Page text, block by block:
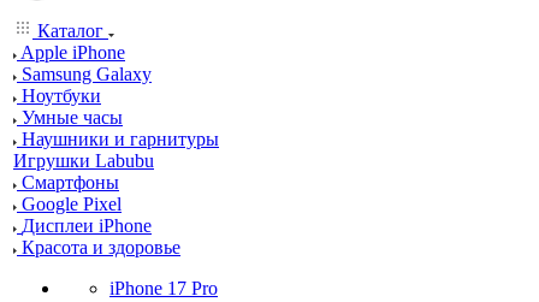
Каталог
Apple iPhone
Samsung Galaxy
Ноутбуки
Умные часы
Наушники и гарнитуры
Игрушки Labubu
Смартфоны
Google Pixel
Дисплеи iPhone
Красота и здоровье
iPhone 17 Pro